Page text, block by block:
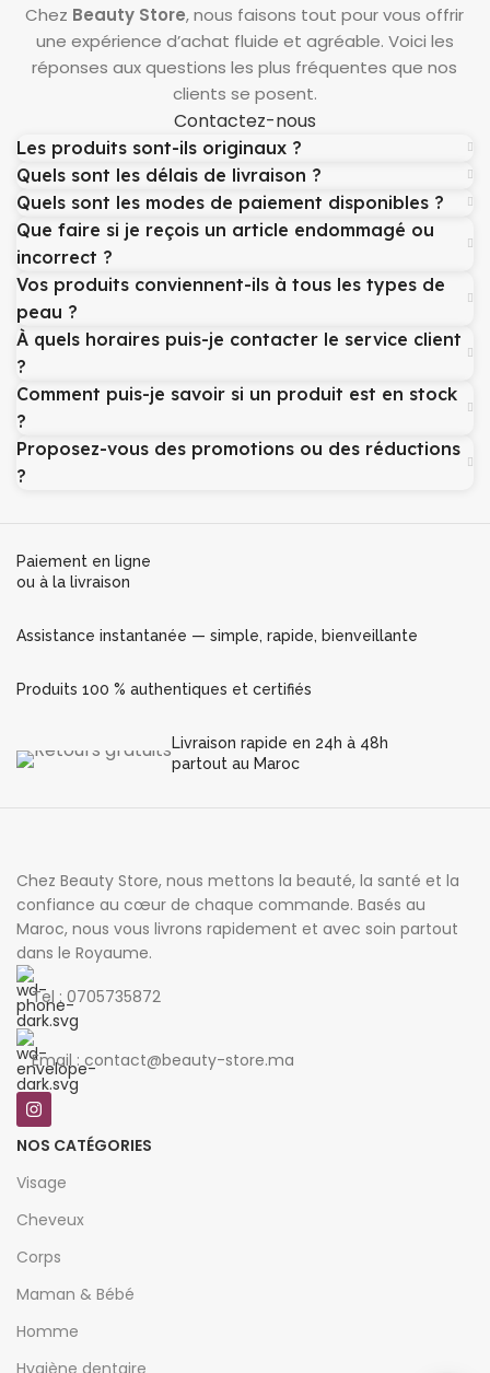
Chez Beauty Store, nous faisons tout pour vous offrir
une expérience d’achat fluide et agréable. Voici les
réponses aux questions les plus fréquentes que nos
clients se posent.
Contactez-nous
Les produits sont-ils originaux ?
Quels sont les délais de livraison ?
Quels sont les modes de paiement disponibles ?
Que faire si je reçois un article endommagé ou
incorrect ?
Vos produits conviennent-ils à tous les types de
peau ?
À quels horaires puis-je contacter le service client
?
Comment puis-je savoir si un produit est en stock
?
Proposez-vous des promotions ou des réductions
?
Paiement en ligne
ou à la livraison
Assistance instantanée — simple, rapide, bienveillante
Produits 100 % authentiques et certifiés
Livraison rapide en 24h à 48h
partout au Maroc
Chez Beauty Store, nous mettons la beauté, la santé et la
confiance au cœur de chaque commande. Basés au
Maroc, nous vous livrons rapidement et avec soin partout
dans le Royaume.
Tel : 0705735872
Email : contact@beauty-store.ma
NOS CATÉGORIES
Visage
Cheveux
Corps
Maman & Bébé
Homme
Hygiène dentaire